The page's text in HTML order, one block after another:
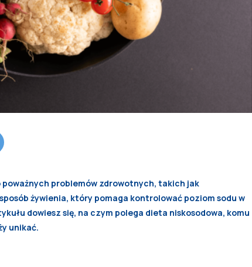
poważnych problemów zdrowotnych, takich jak
żywienia, który pomaga kontrolować poziom sodu w
dowiesz się, na czym polega dieta niskosodowa, komu
unikać.